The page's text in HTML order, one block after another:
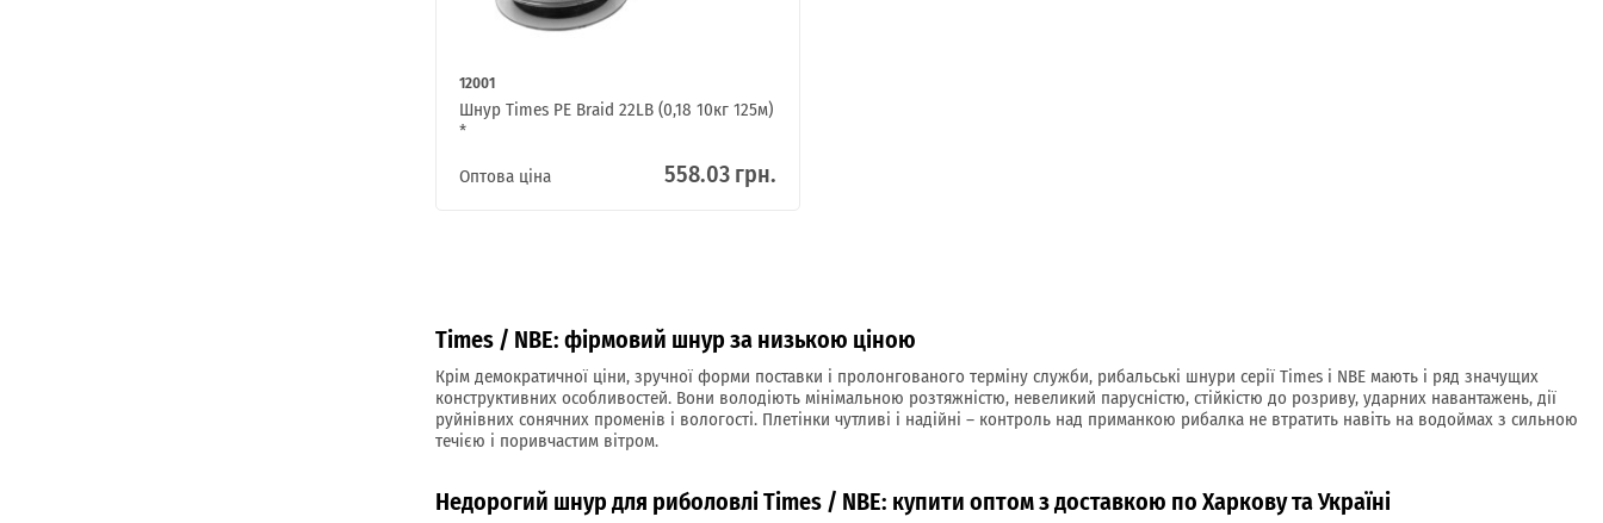
12001
Шнур Times PE Braid 22LB (0,18 10кг 125м)
*
Оптова ціна
558.03 грн.
Times / NBE: фірмовий шнур за низькою ціною
Крім демократичної ціни, зручної форми поставки і пролонгованого терміну служби, рибальські шнури серії Times і NBE мають і ряд значущих
конструктивних особливостей. Вони володіють мінімальною розтяжністю, невеликий парусністю, стійкістю до розриву, ударних навантажень, дії
руйнівних сонячних променів і вологості. Плетінки чутливі і надійні – контроль над приманкою рибалка не втратить навіть на водоймах з сильною
течією і поривчастим вітром.
Недорогий шнур для риболовлі Times / NBE: купити оптом з доставкою по Харкову та Україні